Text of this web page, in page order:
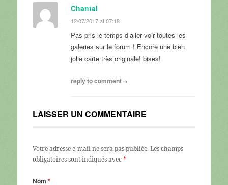
Chantal
12/07/2017 at 07:18
Pas pris le temps d’aller voir toutes les
galeries sur le forum ! Encore une bien
jolie carte très originale! bises!
reply to comment→
LAISSER UN COMMENTAIRE
Votre adresse e-mail ne sera pas publiée. Les champs
obligatoires sont indiqués avec*
Nom *